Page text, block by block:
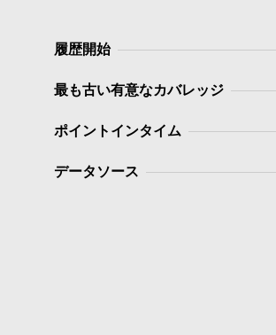
履歴開始
最も古い有意なカバレッジ
ポイントインタイム
データソース